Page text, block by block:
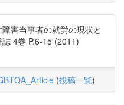
害当事者の就労の現状と
4巻 P.6-15 (2011)
(投稿一覧)